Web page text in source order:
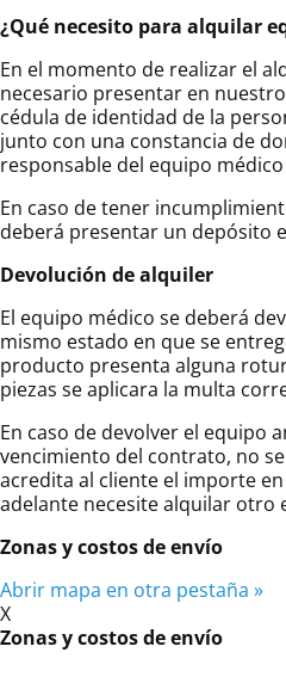
¿Qué necesito para alquilar
En el momento de realizar el
necesario presentar en
cédula de identidad de la
junto con una constancia de
responsable del equipo
En caso de tener
deberá presentar un depósito
Devolución de alquiler
El equipo médico se deberá
mismo estado en que se
producto presenta alguna
piezas se aplicara la multa
En caso de devolver el equipo
vencimiento del contrato, no
acredita al cliente el importe
adelante necesite alquilar otro
Zonas y costos de envío
Abrir mapa en otra pestaña »
X
Zonas y costos de envío